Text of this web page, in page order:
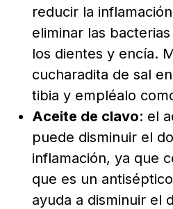
reducir la
eliminar las
los dientes y encía.
cucharadita de sal
tibia y empléalo
Aceite de clavo: el
puede disminuir el
inflamación, ya que
que es un
ayuda a disminuir el